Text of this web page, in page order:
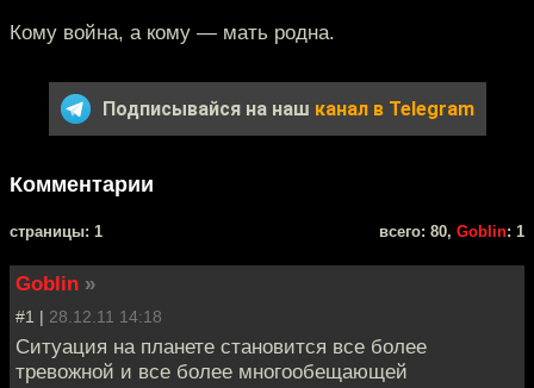
Кому война, а кому — мать родна.
Подписывайся на наш канал в Telegram
Комментарии
cтраницы: 1 всего: 80, Goblin: 1
Goblin »
#1 | 28.12.11 14:18
Ситуация на планете становится все более
тревожной и все более многообещающей